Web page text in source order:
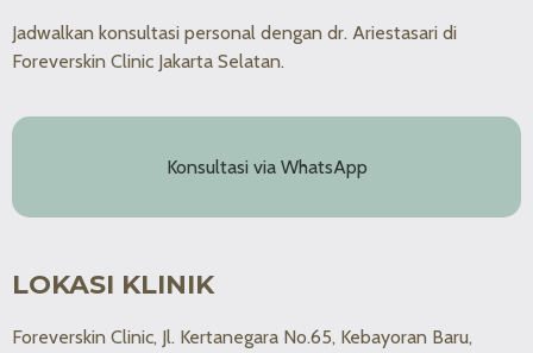
Jadwalkan konsultasi personal dengan dr. Ariestasari di
Foreverskin Clinic Jakarta Selatan.
Konsultasi via WhatsApp
LOKASI KLINIK
Foreverskin Clinic, Jl. Kertanegara No.65, Kebayoran Baru,